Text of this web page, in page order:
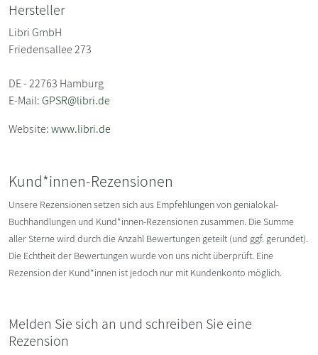
Hersteller
Libri GmbH
Friedensallee 273
DE - 22763 Hamburg
E-Mail:GPSR@libri.de
Website:www.libri.de
Kund*innen-Rezensionen
Unsere Rezensionen setzen sich aus Empfehlungen von genialokal-
Buchhandlungen und Kund*innen-Rezensionen zusammen. Die Summe
aller Sterne wird durch die Anzahl Bewertungen geteilt (und ggf. gerundet).
Die Echtheit der Bewertungen wurde von uns nicht überprüft. Eine
Rezension der Kund*innen ist jedoch nur mit Kundenkonto möglich.
Melden Sie sich an und schreiben Sie eine
Rezension